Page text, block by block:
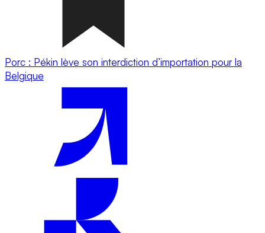
Porc : Pékin lève son interdiction d’importation pour la
Belgique